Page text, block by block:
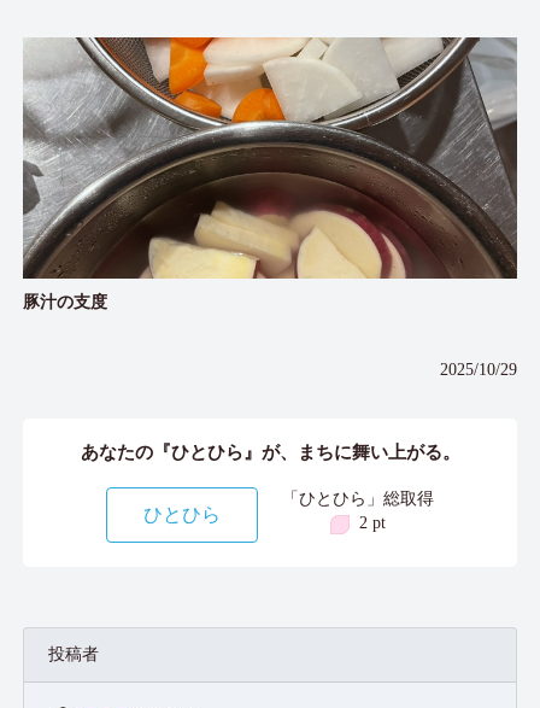
豚汁の支度
2025/10/29
あなたの『ひとひら』が、まちに舞い上がる。
ひとひら
「ひとひら」総取得
2 pt
投稿者